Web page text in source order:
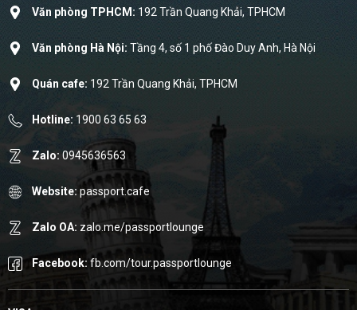
Văn phòng TPHCM: 192 Trần Quang Khải, TPHCM
Văn phòng Hà Nội: Tầng 4, số 1 phố Đào Duy Anh, Hà Nội
Quán cafe: 192 Trần Quang Khải, TPHCM
Hotline: 1900 63 65 63
Zalo: 0945636563
Website: passport.cafe
Zalo OA: zalo.me/passportlounge
Facebook: fb.com/tour.passportlounge